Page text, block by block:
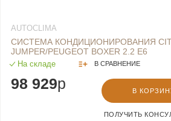
AUTOCLIMA
СИСТЕМА КОНДИЦИОНИРОВАНИЯ
JUMPER/PEUGEOT BOXER 2.2 E6
На складе В СРАВНЕНИЕ
98 929p В
ПОЛУЧИТЬ